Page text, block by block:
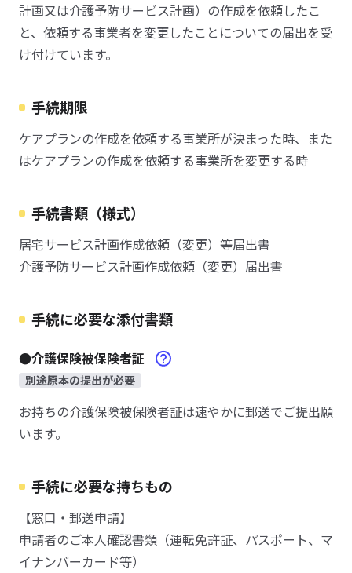
計画又は介護予防サービス計画）の作成を依頼したこ
と、依頼する事業者を変更したことについての届出を受
け付けています。
手続期限
ケアプランの作成を依頼する事業所が決まった時、また
はケアプランの作成を依頼する事業所を変更する時
手続書類（様式）
居宅サービス計画作成依頼（変更）等届出書
介護予防サービス計画作成依頼（変更）届出書
手続に必要な添付書類
●介護保険被保険者証
別途原本の提出が必要
お持ちの介護保険被保険者証は速やかに郵送でご提出願
います。
手続に必要な持ちもの
【窓口・郵送申請】
申請者のご本人確認書類（運転免許証、パスポート、マ
イナンバーカード等）